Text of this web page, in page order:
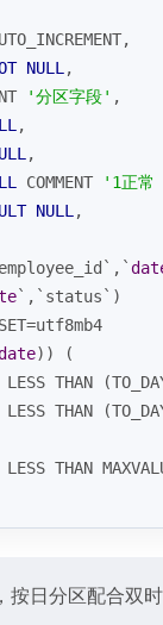
NULL ,
'分区字段' ,
,
,
COMMENT
'1正
NULL ,
`,`status`)
=utf8mb4
)) (
LESS THAN
LESS THAN
LESS THAN
日分区配合双